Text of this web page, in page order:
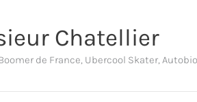
Chatellier
de France, Ubercool Skater,